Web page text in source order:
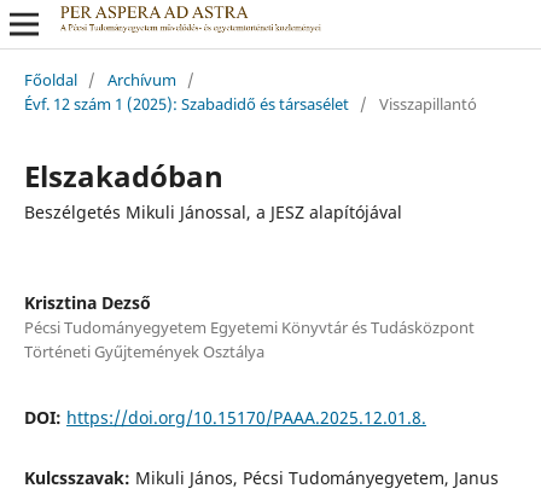
Főoldal / Archívum /
Évf. 12 szám 1 (2025): Szabadidő és társasélet / Visszapillantó
Elszakadóban
Beszélgetés Mikuli Jánossal, a JESZ alapítójával
Krisztina Dezső
Pécsi Tudományegyetem Egyetemi Könyvtár és Tudásközpont
Történeti Gyűjtemények Osztálya
DOI: https://doi.org/10.15170/PAAA.2025.12.01.8.
Kulcsszavak: Mikuli János, Pécsi Tudományegyetem, Janus